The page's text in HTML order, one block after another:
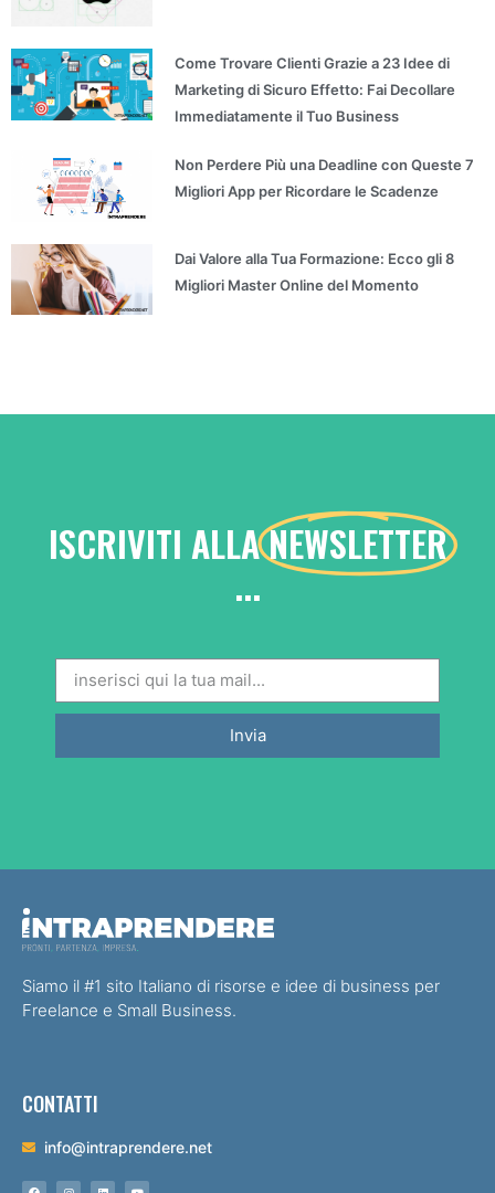
Come Trovare Clienti Grazie a 23 Idee di
Marketing di Sicuro Effetto: Fai Decollare
Immediatamente il Tuo Business
Non Perdere Più una Deadline con Queste 7
Migliori App per Ricordare le Scadenze
Dai Valore alla Tua Formazione: Ecco gli 8
Migliori Master Online del Momento
ISCRIVITI ALLANEWSLETTER
...
Invia
Siamo il #1 sito Italiano di risorse e idee di business per
Freelance e Small Business.
CONTATTI
info@intraprendere.net